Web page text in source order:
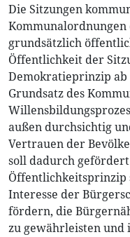
Die Sitzungen
grundsätzlich
Öffentlichkeit der
Demokratieprinzip
Grundsatz des
außen durchsichtig
Vertrauen der
soll dadurch
Öffentlichkeitsprinzip
Interesse der
fördern, die
zu gewährleisten und